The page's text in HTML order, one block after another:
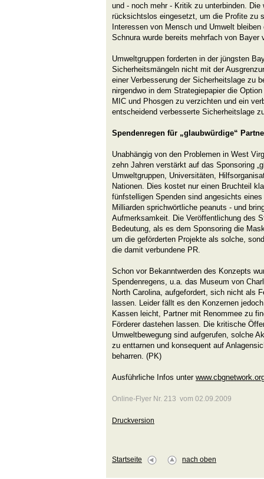
und - noch mehr - Kritik zu unterbinden.
rücksichtslos eingesetzt, um die Profite zu
Interessen von Mensch und Umwelt
Schnura wurde bereits mehrfach von Bayer
Umweltgruppen forderten in der jüngsten
Sicherheitsmängeln nicht mit der
einer Verbesserung der Sicherheitslage zu
nirgendwo in dem Strategiepapier die
MIC und Phosgen zu verzichten und ein
entscheidend verbesserte Sicherheitslage
Spendenregen für „glaubwürdige“
Unabhängig von den Problemen in West
zehn Jahren verstärkt auf das Sponsoring
Umweltgruppen, Universitäten,
Nationen. Dies kostet nur einen Bruchteil
fünfstelligen Spenden sind angesichts
Milliarden sprichwörtliche peanuts - und
Aufmerksamkeit. Die Veröffentlichung des
Bedeutung, als es dem Sponsoring die
um die geförderten Projekte als solche,
die damit verbundene PR.
Schon vor Bekanntwerden des Konzepts
Spendenregens, u.a. das Museum von
North Carolina, aufgefordert, sich nicht als
lassen. Leider fällt es den Konzernen
Kassen leicht, Partner mit Renommee zu
Förderer dastehen lassen. Die kritische
Umweltbewegung sind aufgerufen, solche
zu enttarnen und konsequent auf
beharren. (PK)
Ausführliche Infos unter
Online-Flyer Nr. 213 vom 02.09.2009
Druckversion
Startseite nach oben